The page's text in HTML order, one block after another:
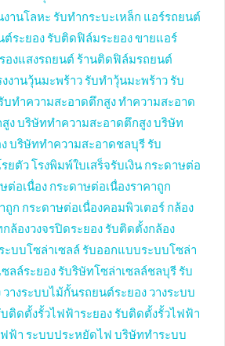
านโลหะ รับทำกระบะเหล็ก แอร์รถยนต์
ระยอง รับติดฟิล์มระยองขายแอร์
องแสงรถยนต์ ร้านติดฟิล์มรถยนต์
งงานวุ้นมะพร้าว รับทำวุ้นมะพร้าว รับ
บทำความสะอาดตึกสูงทำความสะอาด
งบริษัททำความสะอาดตึกสูงบริษัท
บริษัททำความสะอาดชลบุรี รับ
ยตัว โรงพิมพ์ใบเสร็จรับเงิน กระดาษต่อ
ต่อเนื่อง กระดาษต่อเนื่องราคาถูก
ถูก กระดาษต่อเนื่องคอมพิวเตอร์ กล้อง
ล้องวงจรปิดระยอง รับติดตั้งกล้อง
ะบบโซล่าเซลล์ รับออกแบบระบบโซล่า
ลล์ระยอง รับริษัทโซล่าเซลล์ชลบุรี รับ
วางระบบไม้กั้นรถยนต์ระยอง วางระบบ
ติดตั้งรั้วไฟฟ้าระยอง รับติดตั้งรั้วไฟฟ้า
ฟ้า ระบบประหยัดไฟ บริษัททำระบบ